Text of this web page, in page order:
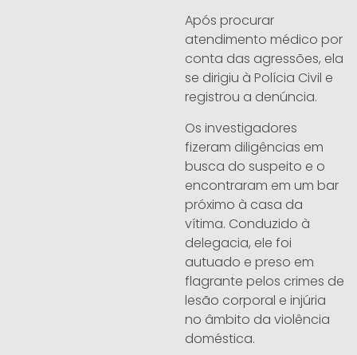
Após procurar
atendimento médico por
conta das agressões, ela
se dirigiu à Polícia Civil e
registrou a denúncia.
Os investigadores
fizeram diligências em
busca do suspeito e o
encontraram em um bar
próximo à casa da
vítima. Conduzido à
delegacia, ele foi
autuado e preso em
flagrante pelos crimes de
lesão corporal e injúria
no âmbito da violência
doméstica.